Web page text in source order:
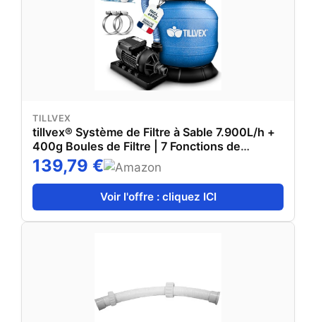
TILLVEX
tillvex® Système de Filtre à Sable 7.900L/h +
400g Boules de Filtre | 7 Fonctions de
Filtration & Adaptateur 2en1 Ø32-38mm |
Filtre de piscine avec indicateur de pression
(Bleu)
139,79 €
Voir l'offre : cliquez ICI